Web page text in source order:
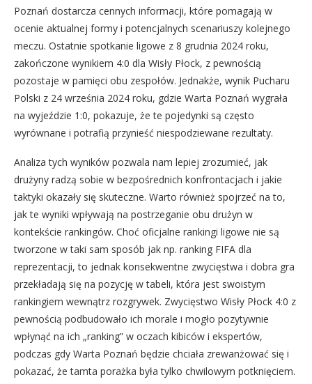
Poznań dostarcza cennych informacji, które pomagają w
ocenie aktualnej formy i potencjalnych scenariuszy kolejnego
meczu. Ostatnie spotkanie ligowe z 8 grudnia 2024 roku,
zakończone wynikiem 4:0 dla Wisły Płock, z pewnością
pozostaje w pamięci obu zespołów. Jednakże, wynik Pucharu
Polski z 24 września 2024 roku, gdzie Warta Poznań wygrała
na wyjeździe 1:0, pokazuje, że te pojedynki są często
wyrównane i potrafią przynieść niespodziewane rezultaty.
Analiza tych wyników pozwala nam lepiej zrozumieć, jak
drużyny radzą sobie w bezpośrednich konfrontacjach i jakie
taktyki okazały się skuteczne. Warto również spojrzeć na to,
jak te wyniki wpływają na postrzeganie obu drużyn w
kontekście rankingów. Choć oficjalne rankingi ligowe nie są
tworzone w taki sam sposób jak np. ranking FIFA dla
reprezentacji, to jednak konsekwentne zwycięstwa i dobra gra
przekładają się na pozycję w tabeli, która jest swoistym
rankingiem wewnątrz rozgrywek. Zwycięstwo Wisły Płock 4:0 z
pewnością podbudowało ich morale i mogło pozytywnie
wpłynąć na ich „ranking” w oczach kibiców i ekspertów,
podczas gdy Warta Poznań będzie chciała zrewanżować się i
pokazać, że tamta porażka była tylko chwilowym potknięciem.